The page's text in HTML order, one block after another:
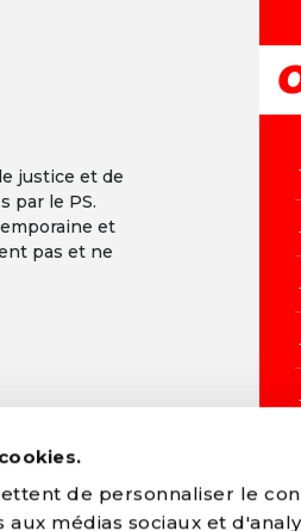
de personnaliser le
médias sociaux et
justice et de
par le PS.
et
pas et ne